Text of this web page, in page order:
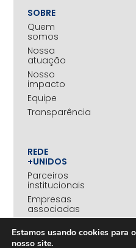
SOBRE
Quem
somos
Nossa
atuação
Nosso
impacto
Equipe
Transparência
REDE
+UNIDOS
Parceiros
institucionais
Empresas
associadas
benefícios
Estamos usando cookies para
nosso site.